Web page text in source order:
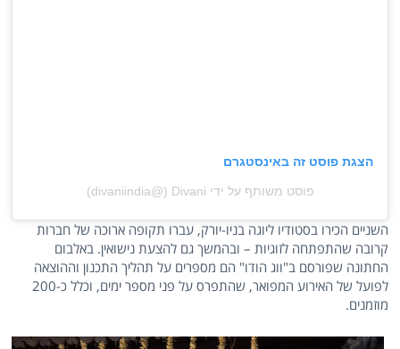
הצגת פוסט זה באינסטגרם
פוסט משותף על ידי ‏‎Divani‎‏ (@‏‎divaniindia‎‏)
השניים הכירו בסטודיו ליוגה בניו-יורק, עברו תקופה ארוכה של חברות
קרובה שהתפתחה לזוגיות – ובהמשך גם להצעת נישואין. באלבום
החתונה שפורסם ב"ווג הודו" הם מספרים על תהליך התכנון וההוצאה
לפועל של האירוע המפואר, שהתפרס על פני מספר ימים, וכלל כ-200
מוזמנים.